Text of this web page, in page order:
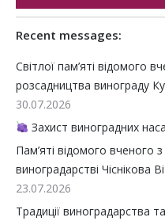
Recent messages:
Світлої пам’яті відомого
розсадництва винограду
30.07.2026
Захист виноградних
Пам’яті відомого вченого
виноградарстві Чіснікова
23.07.2026
Традиції виноградарства